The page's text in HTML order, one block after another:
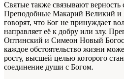
Святые также связывают верность
Преподобные Макарий Великий
говорят, что Бог не принуждает
направляет её к добру или злу.
Оптинский и Симеон Новый
каждое обстоятельство жизни
росту, высшей целью которого
соединение души с Богом.